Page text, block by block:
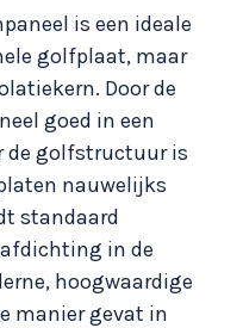
is een ideale
golfplaat, maar
Door de
goed in een
de golfstructuur is
nauwelijks
standaard
in de
hoogwaardige
manier gevat in